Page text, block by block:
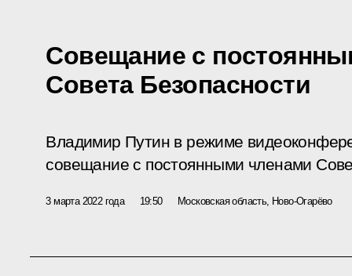
Совещание с
Совета Безопасности
Владимир Путин в режиме
совещание с постоянными членами
3 марта 2022 года 19:50 Московская область, Ново-Огарёво